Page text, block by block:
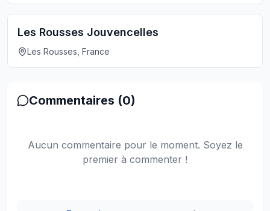
Les Rousses Jouvencelles
Les Rousses, France
Commentaires (0)
Aucun commentaire pour le moment. Soyez le
premier à commenter !